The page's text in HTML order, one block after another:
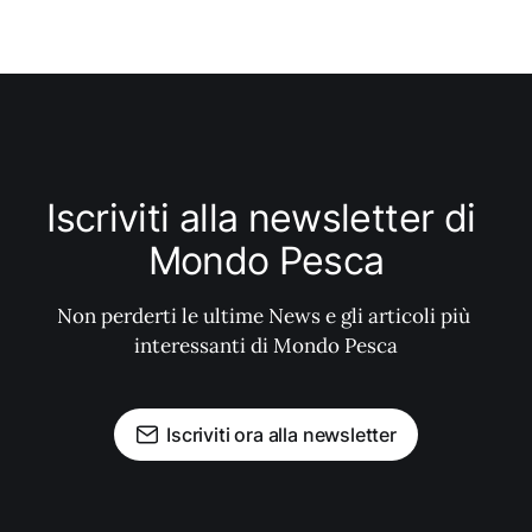
Iscriviti alla newsletter di
Mondo Pesca
Non perderti le ultime News e gli articoli più
interessanti di Mondo Pesca
Iscriviti ora alla newsletter